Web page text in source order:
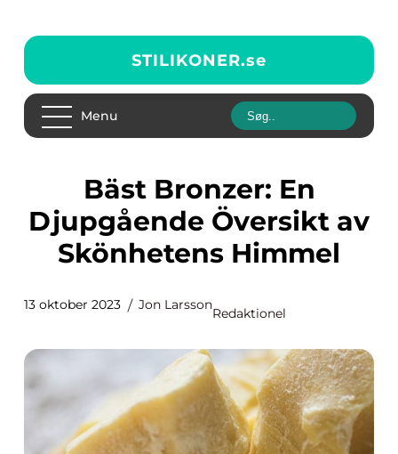
STILIKONER.se
Menu
Bäst Bronzer: En
Djupgående Översikt av
Skönhetens Himmel
13 oktober 2023 Jon Larsson
Redaktionel